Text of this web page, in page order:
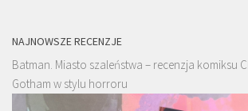
NAJNOWSZE RECENZJE
Batman. Miasto szaleństwa – recenzja komiksu
Gotham w stylu horroru